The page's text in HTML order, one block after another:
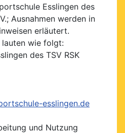
Esslingen des
Ausnahmen werden in
erläutert.
lauten wie folgt:
des TSV RSK
esslingen.de
und Nutzung